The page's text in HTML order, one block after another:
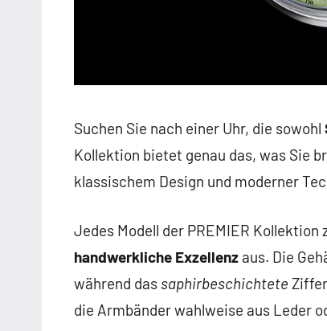
Suchen Sie nach einer Uhr, die sowohl
Kollektion bietet genau das, was Sie
klassischem Design und moderner
Jedes Modell der PREMIER
handwerkliche Exzellenz aus. Die
während das saphirbeschichtete
die Armbänder wahlweise aus Leder